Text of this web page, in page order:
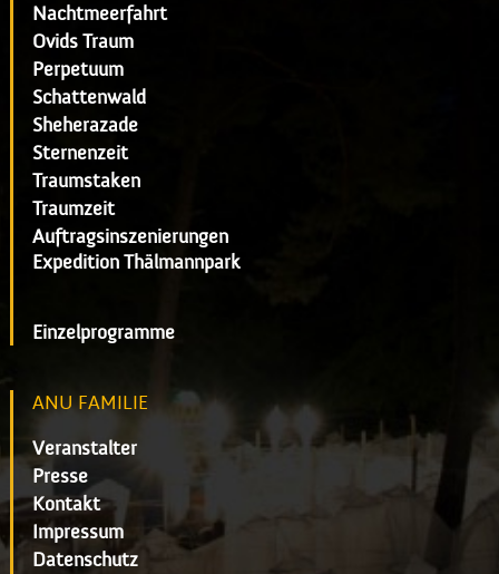
Nachtmeerfahrt
Ovids Traum
Perpetuum
Schattenwald
Sheherazade
Sternenzeit
Traumstaken
Traumzeit
Auftragsinszenierungen
Expedition Thälmannpark
Einzelprogramme
ANU FAMILIE
Veranstalter
Presse
Kontakt
Impressum
Datenschutz